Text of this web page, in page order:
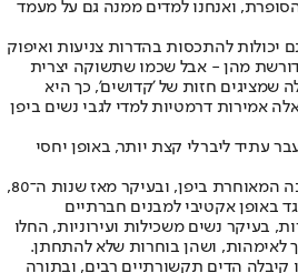
ואנחנו למדים ממנה גם על מעמד
יכולות להתכסות בהדרות צניעות ואיפוק
מהן - אבל שכמו שתשוקה יצרית
שמציגים חזות של 'קדושים', כך היא
אמירות דרמטיות למדי לגבי נשים ביפן
עתיד ליברלי קצת יותר, באופן יחסי
"מאז התפשטות תרבות הצריכה המאוחרת ביפן, ובעיקר מאז שנות ה־80,
באופן אקטיבי למבנים חברתיים
בעיקר נשים משכילות ועירוניות, החלו
לאימהות, ושהן בוחרות שלא להתחתן.
הדים תקשורתיים רבים, ובתורה